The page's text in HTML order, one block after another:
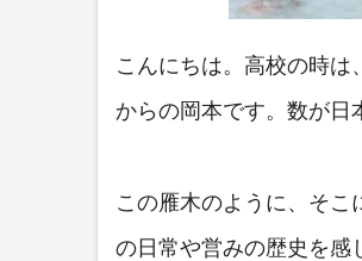
こんにちは。高校の時
からの岡本です。数が日
この雁木のように、そ
の日常や営みの歴史を感